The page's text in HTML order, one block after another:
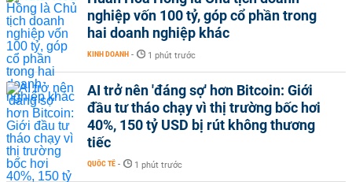
nghiệp vốn 100 tỷ, góp cổ phần trong
hai doanh nghiệp khác
KINH DOANH - 1 phút trước
AI trở nên 'đáng sợ' hơn Bitcoin: Giới
đầu tư tháo chạy vì thị trường bốc hơi
40%, 150 tỷ USD bị rút không thương
tiếc
QUỐC TẾ - 1 phút trước